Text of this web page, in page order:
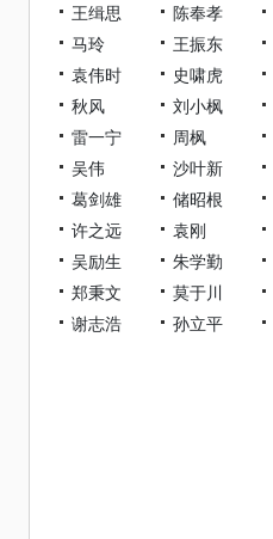
王缉思
陈奉孝
马玲
王振东
袁伟时
史啸虎
秋风
刘小枫
雷一宁
周枫
吴伟
沙叶新
葛剑雄
储昭根
许之远
袁刚
吴励生
朱学勤
郑秉文
莫于川
谢志浩
孙立平